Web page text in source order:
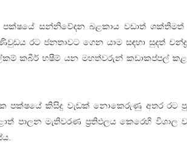
සන්නිවේදන බළකාය වඩාත් ශක්තිමත්
රට ජනතාවට ගෙන යාම සඳහා සුදත්
කබීර් හෂීම් යන මහත්වරුන් කඩාකප්පල්
පක්ෂයේ කිසිදු වැඩක් නොකෙරුණු අතර රට
පාලන මැතිවරණ ප්‍රතිඵලය කෙරෙහි විශාල